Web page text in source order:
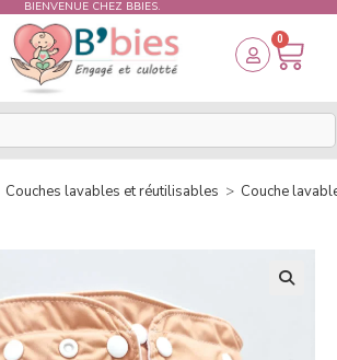
BIENVENUE CHEZ BBIES.
0
Couches lavables et réutilisables > Couche